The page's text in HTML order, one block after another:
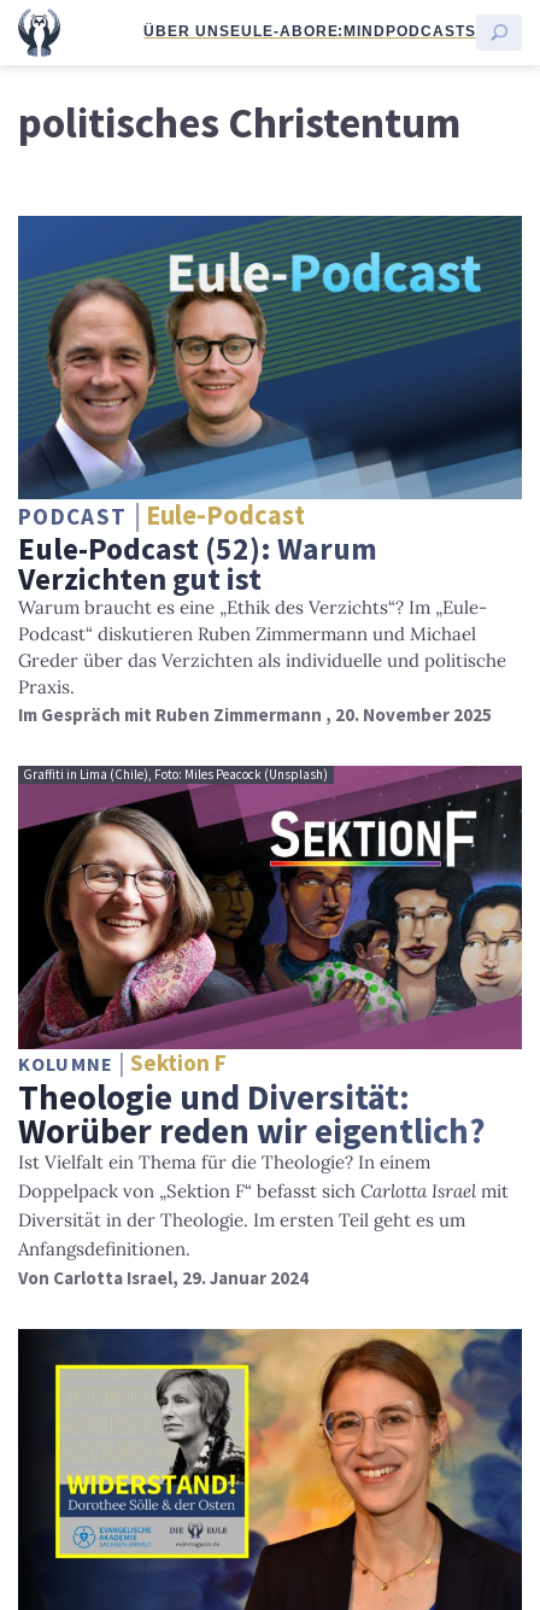
ÜBER UNSEULE-ABORE:MINDPODCASTS
politisches Christentum
PODCAST Eule-Podcast
Eule-Podcast (52): Warum
Verzichten gut ist
Warum braucht es eine „Ethik des Verzichts“? Im „Eule-
Podcast“ diskutieren Ruben Zimmermann und Michael
Greder über das Verzichten als individuelle und politische
Praxis.
Im Gespräch mit Ruben Zimmermann , 20. November 2025
Graffiti in Lima (Chile), Foto: Miles Peacock (Unsplash)
KOLUMNE Sektion F
Theologie und Diversität:
Worüber reden wir eigentlich?
Ist Vielfalt ein Thema für die Theologie? In einem
Doppelpack von „Sektion F“ befasst sich Carlotta Israel mit
Diversität in der Theologie. Im ersten Teil geht es um
Anfangsdefinitionen.
Von Carlotta Israel, 29. Januar 2024